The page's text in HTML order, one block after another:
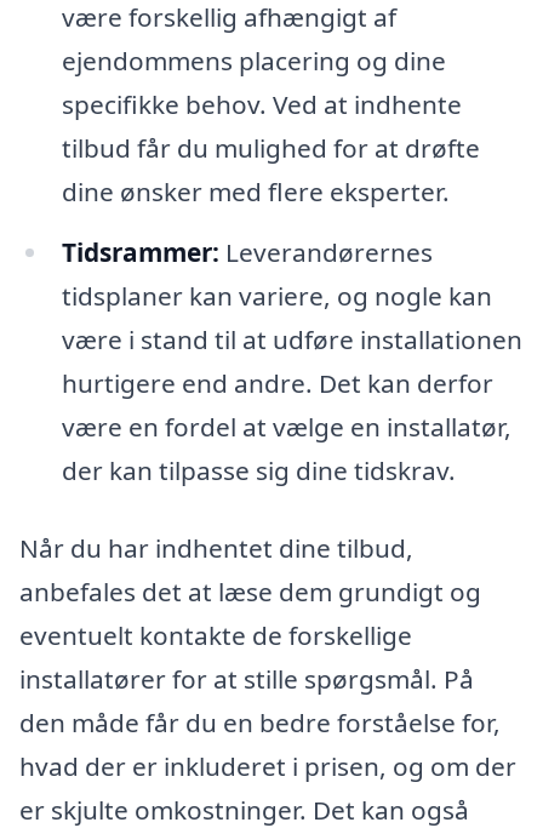
være forskellig afhængigt af
ejendommens placering og dine
specifikke behov. Ved at indhente
tilbud får du mulighed for at drøfte
dine ønsker med flere eksperter.
Tidsrammer: Leverandørernes
tidsplaner kan variere, og nogle kan
være i stand til at udføre installationen
hurtigere end andre. Det kan derfor
være en fordel at vælge en installatør,
der kan tilpasse sig dine tidskrav.
Når du har indhentet dine tilbud,
anbefales det at læse dem grundigt og
eventuelt kontakte de forskellige
installatører for at stille spørgsmål. På
den måde får du en bedre forståelse for,
hvad der er inkluderet i prisen, og om der
er skjulte omkostninger. Det kan også